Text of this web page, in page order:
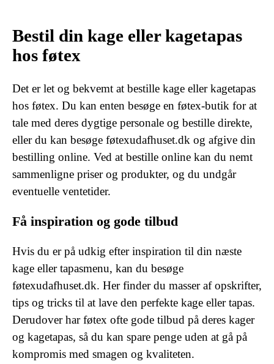
Bestil din kage eller kagetapas
hos føtex
Det er let og bekvemt at bestille kage eller kagetapas
hos føtex. Du kan enten besøge en føtex-butik for at
tale med deres dygtige personale og bestille direkte,
eller du kan besøge føtexudafhuset.dk og afgive din
bestilling online. Ved at bestille online kan du nemt
sammenligne priser og produkter, og du undgår
eventuelle ventetider.
Få inspiration og gode tilbud
Hvis du er på udkig efter inspiration til din næste
kage eller tapasmenu, kan du besøge
føtexudafhuset.dk. Her finder du masser af opskrifter,
tips og tricks til at lave den perfekte kage eller tapas.
Derudover har føtex ofte gode tilbud på deres kager
og kagetapas, så du kan spare penge uden at gå på
kompromis med smagen og kvaliteten.